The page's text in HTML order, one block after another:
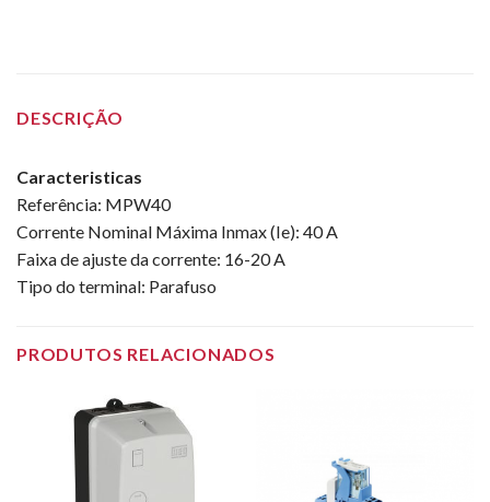
DESCRIÇÃO
Caracteristicas
Referência: MPW40
Corrente Nominal Máxima Inmax (Ie): 40 A
Faixa de ajuste da corrente: 16-20 A
Tipo do terminal: Parafuso
PRODUTOS RELACIONADOS